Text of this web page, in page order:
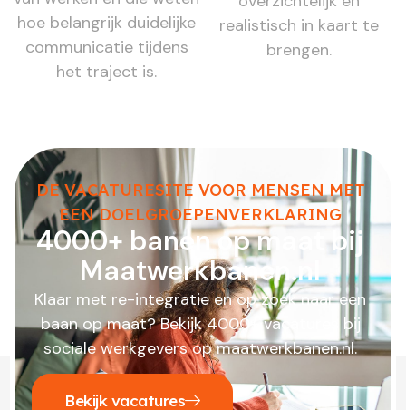
hoe belangrijk duidelijke
communicatie tijdens
het traject is.
realistisch in kaart te
brengen.
DE VACATURESITE VOOR MENSEN MET
EEN DOELGROEPENVERKLARING
4000+ banen op maat bij
Maatwerkbanen.nl
Klaar met re-integratie en op zoek naar een
baan op maat? Bekijk 4000+ vacatures bij
sociale werkgevers op maatwerkbanen.nl.
Bekijk vacatures